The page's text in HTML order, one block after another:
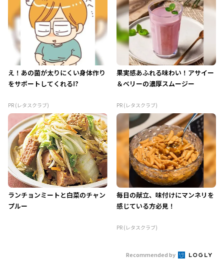
え！あの菌が太りにくい身体作り
をサポートしてくれる!?
PR (レタスクラブ)
果実感あふれる味わい！アサイー
＆ベリーの濃厚スムージー
PR (レタスクラブ)
ランチョンミートと白菜のチャン
プルー
毎日の献立、味付けにマンネリを
感じている方必見！
PR (レタスクラブ)
Recommended by